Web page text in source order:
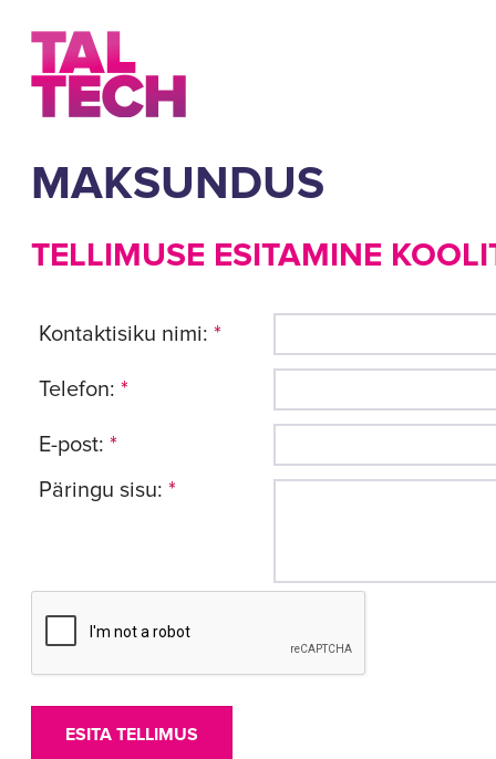
MAKSUNDUS
TELLIMUSE ESITAMINE
Kontaktisiku nimi: *
Telefon: *
E-post: *
Päringu sisu: *
ESITA TELLIMUS